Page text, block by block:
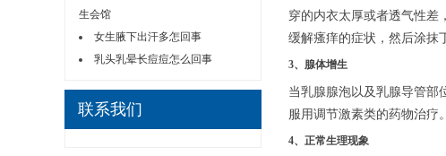
生会馆
女生腋下出汗多怎回事
乳头乳晕长痘痘怎么回事
联系我们
穿的内衣太厚或者透气性差
缓解瘙痒的症状，然后涂抹
3、腺体增生
当乳腺腺泡以及乳腺导管部
服用调节激素类的药物治疗。
4、正常生理现象